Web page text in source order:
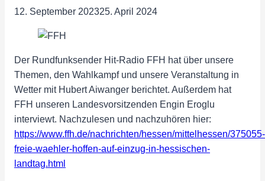
12. September 202325. April 2024
Der Rundfunksender Hit-Radio FFH hat über unsere
Themen, den Wahlkampf und unsere Veranstaltung in
Wetter mit Hubert Aiwanger berichtet. Außerdem hat
FFH unseren Landesvorsitzenden Engin Eroglu
interviewt. Nachzulesen und nachzuhören hier:
https://www.ffh.de/nachrichten/hessen/mittelhessen/375055-
freie-waehler-hoffen-auf-einzug-in-hessischen-
landtag.html